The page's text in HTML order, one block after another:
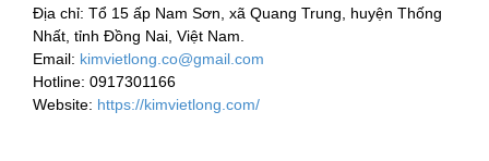
Địa chỉ: Tổ 15 ấp Nam Sơn, xã Quang Trung, huyện Thống
Nhất, tỉnh Đồng Nai, Việt Nam.
Email: kimvietlong.co@gmail.com
Hotline: 0917301166
Website: https://kimvietlong.com/